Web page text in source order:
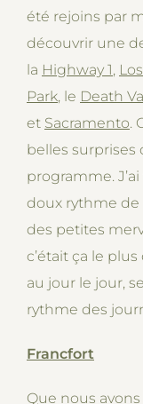
été rejoins par
découvrir une
la Highway 1,
Park, le Death
et Sacramento.
belles surprises
programme.
doux rythme de
des petites
c’était ça le
au jour le jour,
rythme des
Francfort
Que nous